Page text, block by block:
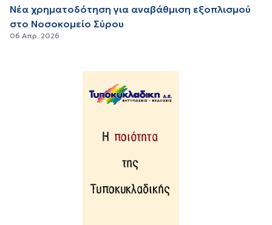
Νέα χρηματοδότηση για αναβάθμιση εξοπλισμού
στο Νοσοκομείο Σύρου
06 Απρ. 2026